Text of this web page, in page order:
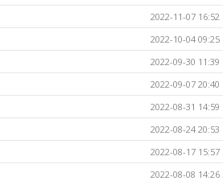
2022-11-07 16:52
2022-10-04 09:25
2022-09-30 11:39
2022-09-07 20:40
2022-08-31 14:59
2022-08-24 20:53
2022-08-17 15:57
2022-08-08 14:26